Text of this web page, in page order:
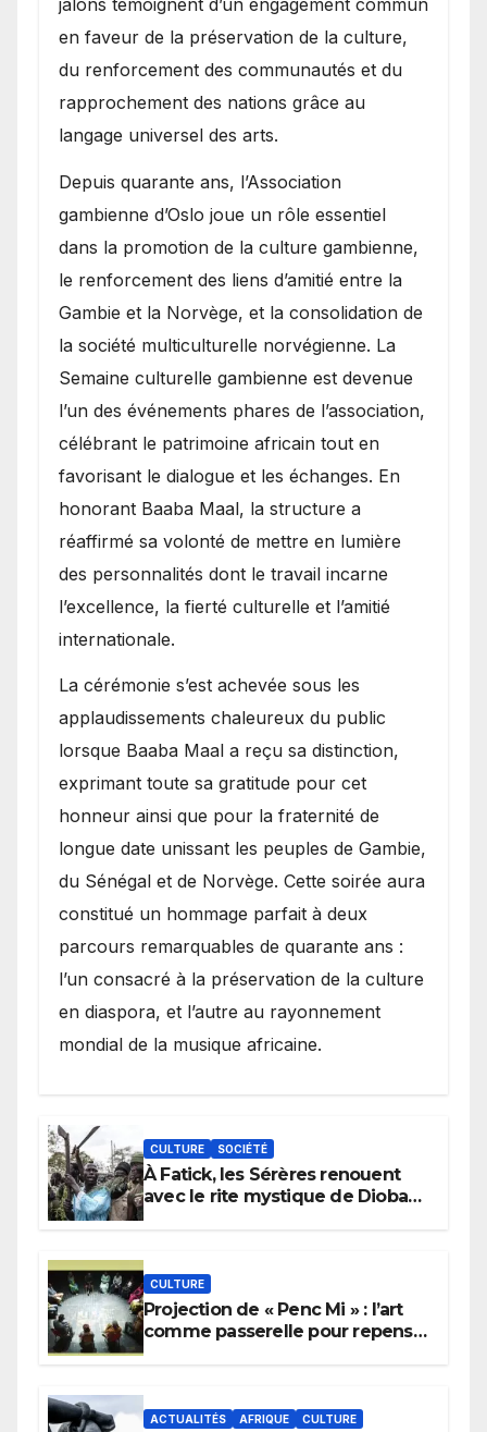
en faveur de la préservation de la culture,
du renforcement des communautés et du
rapprochement des nations grâce au
langage universel des arts.
​Depuis quarante ans, l’Association
gambienne d’Oslo joue un rôle essentiel
dans la promotion de la culture gambienne,
le renforcement des liens d’amitié entre la
Gambie et la Norvège, et la consolidation de
la société multiculturelle norvégienne. La
Semaine culturelle gambienne est devenue
l’un des événements phares de l’association,
célébrant le patrimoine africain tout en
favorisant le dialogue et les échanges. En
honorant Baaba Maal, la structure a
réaffirmé sa volonté de mettre en lumière
des personnalités dont le travail incarne
l’excellence, la fierté culturelle et l’amitié
internationale.
​La cérémonie s’est achevée sous les
applaudissements chaleureux du public
lorsque Baaba Maal a reçu sa distinction,
exprimant toute sa gratitude pour cet
honneur ainsi que pour la fraternité de
longue date unissant les peuples de Gambie,
du Sénégal et de Norvège. Cette soirée aura
constitué un hommage parfait à deux
parcours remarquables de quarante ans :
l’un consacré à la préservation de la culture
en diaspora, et l’autre au rayonnement
mondial de la musique africaine.
CULTURE SOCIÉTÉ
À Fatick, les Sérères renouent
avec le rite mystique de Diobaye
CULTURE
Projection de « Penc Mi » : l’art
comme passerelle pour repenser
ACTUALITÉS AFRIQUE CULTURE